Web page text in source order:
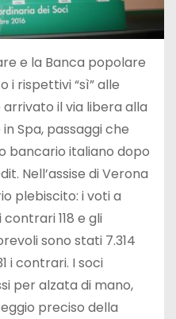
e la Banca popolare
i rispettivi “sì” alle
il via libera alla
Spa, passaggi che
bancario italiano dopo
Nell’assise di Verona
plebiscito: i voti a
118 e gli
sono stati 7.314
i contrari. I soci
per alzata di mano,
preciso della